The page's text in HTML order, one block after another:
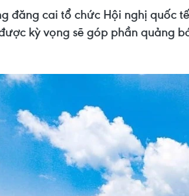
đăng cai tổ chức Hội nghị quốc
kỳ vọng sẽ góp phần quảng